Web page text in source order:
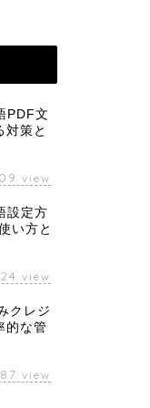
PDF文
対策と
view
設定方
い方と
view
クレジ
的な管
view